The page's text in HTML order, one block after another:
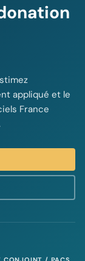
appliqué et le
France